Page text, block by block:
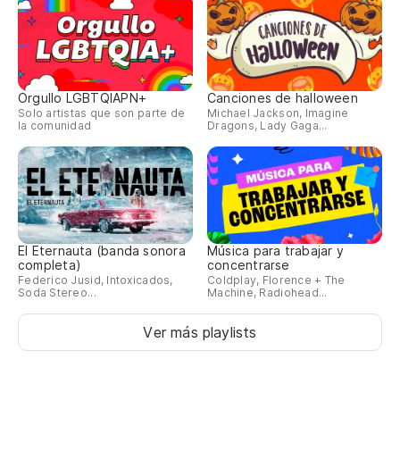
Orgullo LGBTQIAPN+
Solo artistas que son parte de
la comunidad
Canciones de halloween
Michael Jackson, Imagine
Dragons, Lady Gaga...
El Eternauta (banda sonora
completa)
Federico Jusid, Intoxicados,
Soda Stereo...
Música para trabajar y
concentrarse
Coldplay, Florence + The
Machine, Radiohead...
Ver más playlists